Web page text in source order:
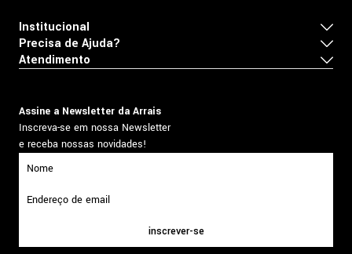
Institucional
Precisa de Ajuda?
Atendimento
Assine a Newsletter da Arrais
Inscreva-se em nossa Newsletter
e receba nossas novidades!
inscrever-se